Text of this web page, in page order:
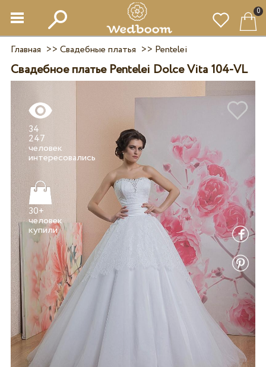
0
Главная >> Свадебные платья >> Pentelei
Свадебное платье Pentelei Dolce Vita 104-VL
34
247
человек
30+
человек
купили